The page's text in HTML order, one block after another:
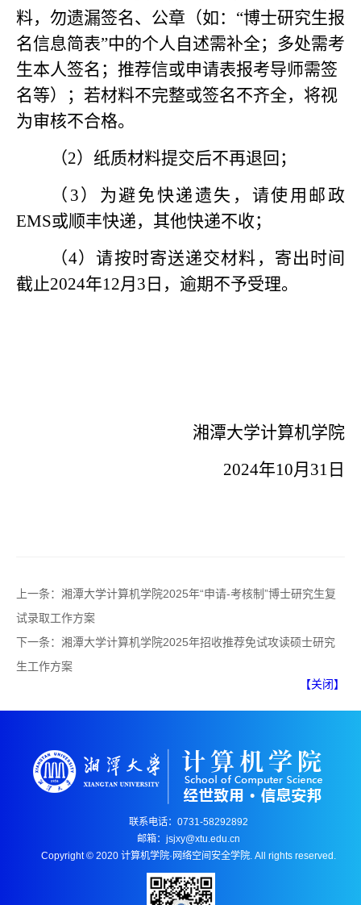
料，勿遗漏签名、公章（如：“博士研究生报
名信息简表”中的个人自述需补全；多处需考
生本人签名；推荐信或申请表报考导师需签
名等）；若材料不完整或签名不齐全，将视
为审核不合格。
（2）纸质材料提交后不再退回；
（ 3）为避免快递遗失，请使用邮政
EMS或顺丰快递，其他快递不收；
（4）请按时寄送递交材料，寄出时间
截止2024年12月3日，逾期不予受理。
湘潭大学计算机学院
2024年10月31日
上一条： 湘潭大学计算机学院2025年“申请-考核制”博士研究生复
试录取工作方案
下一条： 湘潭大学计算机学院2025年招收推荐免试攻读硕士研究
生工作方案
【关闭】
联系电话：0731-58292892
邮箱：jsjxy@xtu.edu.cn
Copyright © 2020 计算机学院·网络空间安全学院. All rights reserved.